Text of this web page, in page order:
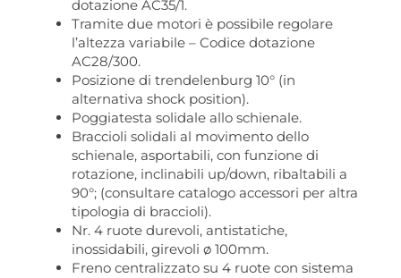
dotazione AC35/1.
Tramite due motori è possibile regolare
l’altezza variabile – Codice dotazione
AC28/300.
Posizione di trendelenburg 10° (in
alternativa shock position).
Poggiatesta solidale allo schienale.
Braccioli solidali al movimento dello
schienale, asportabili, con funzione di
rotazione, inclinabili up/down, ribaltabili a
90°; (consultare catalogo accessori per altra
tipologia di braccioli).
Nr. 4 ruote durevoli, antistatiche,
inossidabili, girevoli ø 100mm.
Freno centralizzato su 4 ruote con sistema